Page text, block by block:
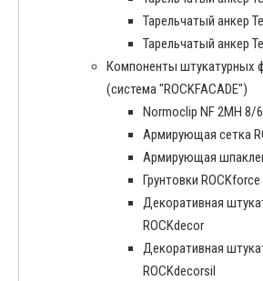
Тарельчатый анкер
Тарельчатый анкер
Компоненты штукатурных
(система "ROCKFACADE")
Normoclip NF 2MH 8/
Армирующая сетка
Армирующая
Грунтовки
Декоративная
ROCKdecor
Декоративная
ROCKdecorsil